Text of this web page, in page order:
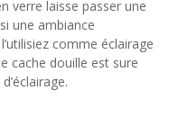
verre laisse passer une
une ambiance
comme éclairage
cache douille est sure